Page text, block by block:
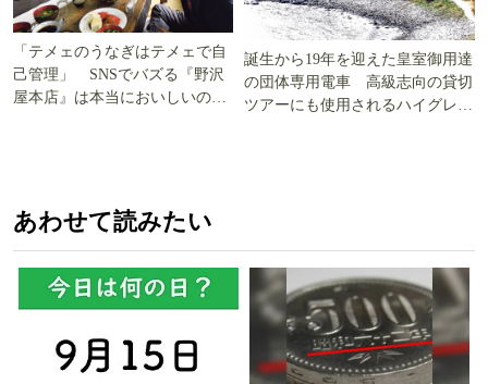
「テメェのうなぎはテメェで自
己管理」 SNSでバズる『野沢
屋本店』は本当においしいの
誕生から19年を迎えた皇室御用達
の団体専用電車 高級志向の貸切
ツアーにも使用されるハイグレー
あわせて読みたい